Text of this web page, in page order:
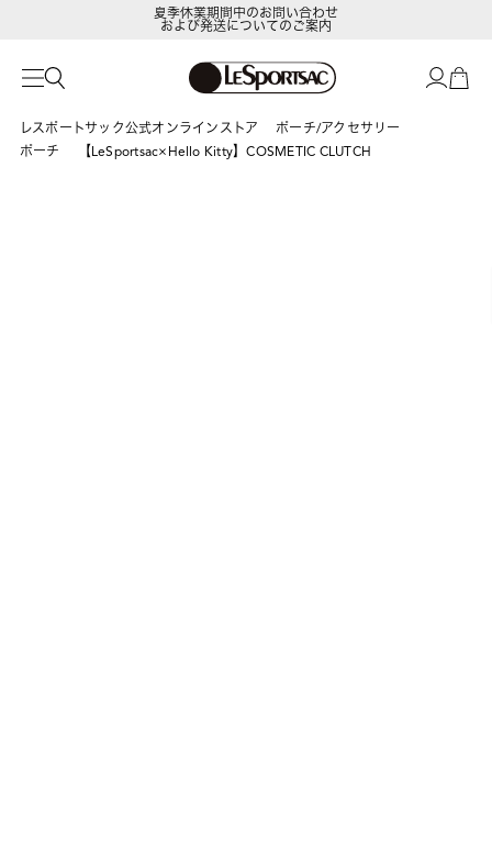
LeSportsac Member's Club
および発送についてのご案内
レスポートサック公式オンラインストア
ポーチ/アクセサリー
ポーチ
【LeSportsac×Hello Kitty】COSMETIC CLUTCH